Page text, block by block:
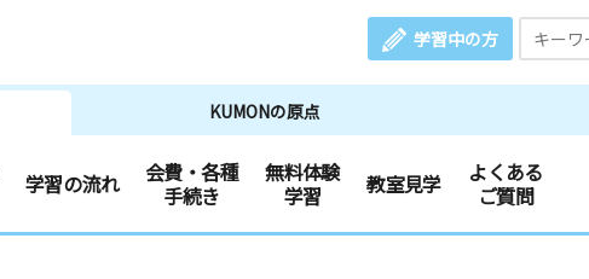
学習中の方
KUMONの原点
学習の流れ
会費・各種
手続き
無料体験
学習
教室見学
よくある
ご質問